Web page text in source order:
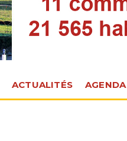
ACTUALITÉS AGENDA